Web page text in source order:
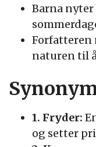
Barna
Forfatteren
naturen til
1. Fryder:
og setter